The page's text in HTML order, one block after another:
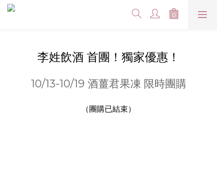
李姓飲酒 首團！獨家優惠！
10/13-10/19 酒薑君果凍 限時團購
（團購已結束）